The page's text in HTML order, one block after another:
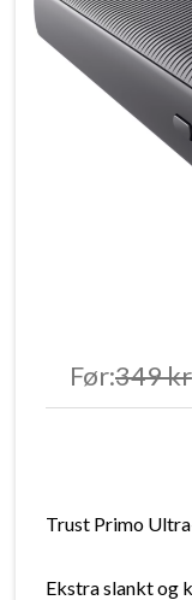
Før:349 kr
Trust Primo
Ekstra slankt og